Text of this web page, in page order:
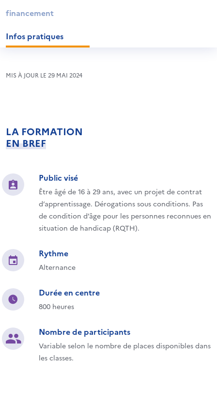
financement
Infos pratiques
MIS À JOUR LE 29 MAI 2024
LA FORMATION
EN BREF
Public visé
Être âgé de 16 à 29 ans, avec un projet de contrat
d’apprentissage. Dérogations sous conditions. Pas
de condition d’âge pour les personnes reconnues en
situation de handicap (RQTH).
Rythme
Alternance
Durée en centre
800 heures
Nombre de participants
Variable selon le nombre de places disponibles dans
les classes.